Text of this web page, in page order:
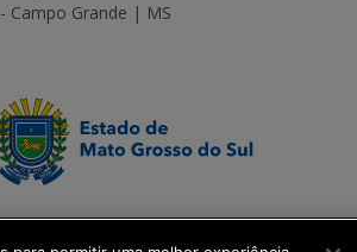
Campo Grande | MS